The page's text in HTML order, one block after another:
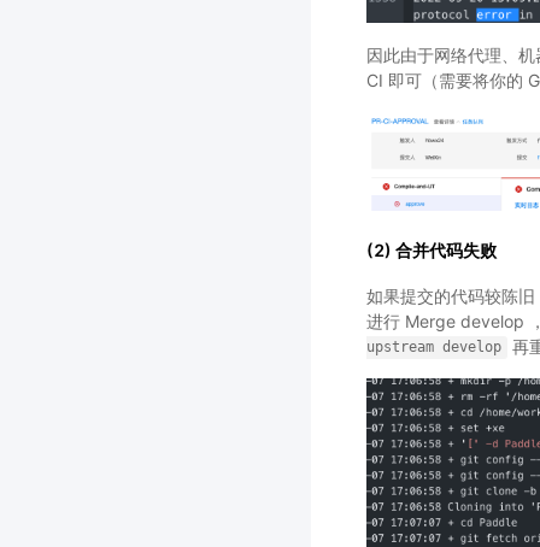
因此由于网络代理、
CI 即可（需要将你的
(2) 合并代码失败
如果提交的代码较陈
进行 Merge develop
upstream develop 再